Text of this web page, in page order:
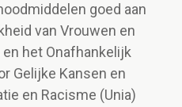
goed aan
van Vrouwen en
het Onafhankelijk
Gelijke Kansen en
en Racisme (Unia)